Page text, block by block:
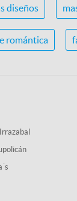
diseños
romántica